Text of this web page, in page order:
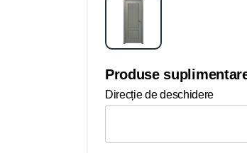
Produse
Direcție de deschidere